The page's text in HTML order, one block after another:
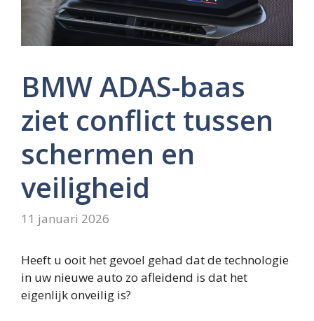
BMW ADAS-baas
ziet conflict tussen
schermen en
veiligheid
11 januari 2026
Heeft u ooit het gevoel gehad dat de technologie
in uw nieuwe auto zo afleidend is dat het
eigenlijk onveilig is?